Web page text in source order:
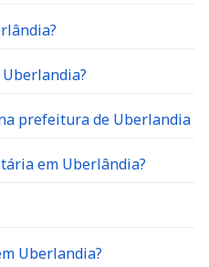
prefeitura de Uberlandia
em Uberlândia?
Uberlandia?